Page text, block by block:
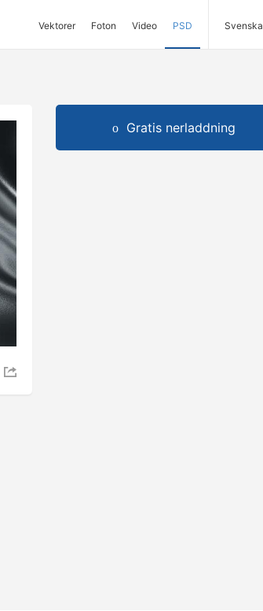
Vektorer Foton Video PSD Svenska
Gratis nerladdning